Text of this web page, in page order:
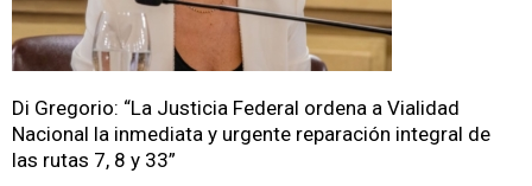
Di Gregorio: “La Justicia Federal ordena a Vialidad
Nacional la inmediata y urgente reparación integral de
las rutas 7, 8 y 33”